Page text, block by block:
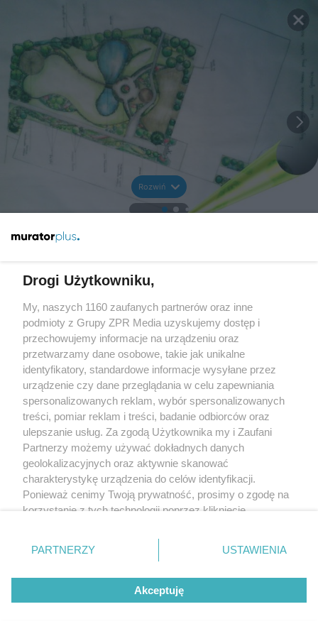
Rozwiń
Drogi Użytkowniku,
My, naszych 1160 zaufanych partnerów oraz inne
podmioty z Grupy ZPR Media uzyskujemy dostęp i
przechowujemy informacje na urządzeniu oraz
przetwarzamy dane osobowe, takie jak unikalne
identyfikatory, standardowe informacje wysyłane przez
urządzenie czy dane przeglądania w celu zapewniania
spersonalizowanych reklam, wybór spersonalizowanych
treści, pomiar reklam i treści, badanie odbiorców oraz
ulepszanie usług. Za zgodą Użytkownika my i Zaufani
Partnerzy możemy używać dokładnych danych
geolokalizacyjnych oraz aktywnie skanować
charakterystykę urządzenia do celów identyfikacji.
Ponieważ cenimy Twoją prywatność, prosimy o zgodę na
korzystanie z tych technologii poprzez kliknięcie
zmienić/wycofać klikając przycisk ustawień prywatności
znajdujący się w lewym dolnym rogu strony
rodzaje przetwarzania danych nie wymagają zgody
użytkownika, ale masz prawo sprzeciwić się takiemu
przetwarzaniu. Preferencje będą miały zastosowanie tylko
PARTNERZY USTAWIENIA
Akceptuję